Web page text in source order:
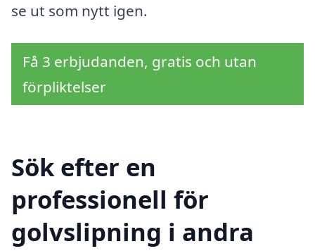
se ut som nytt igen.
Få 3 erbjudanden, gratis och utan
förpliktelser
Sök efter en
professionell för
golvslipning i andra